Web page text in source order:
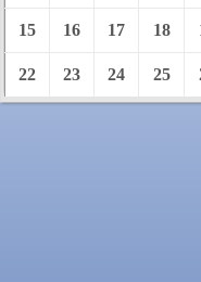
15 16 17 18
22 23 24 25